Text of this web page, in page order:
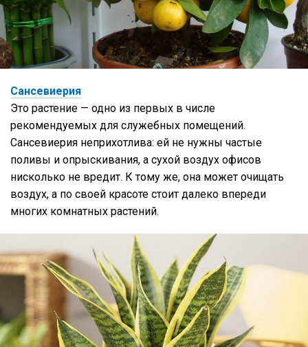
Сансевиерия
Это растение — одно из первых в числе
рекомендуемых для служебных помещений.
Сансевиерия неприхотлива: ей не нужны частые
поливы и опрыскивания, а сухой воздух офисов
нисколько не вредит. К тому же, она может очищать
воздух, а по своей красоте стоит далеко впереди
многих комнатных растений.